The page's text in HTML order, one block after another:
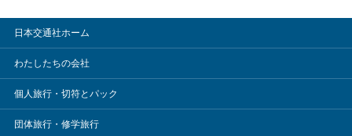
日本交通社ホーム
わたしたちの会社
個人旅行・切符とパック
団体旅行・修学旅行